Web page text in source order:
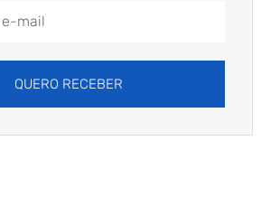
QUERO RECEBER